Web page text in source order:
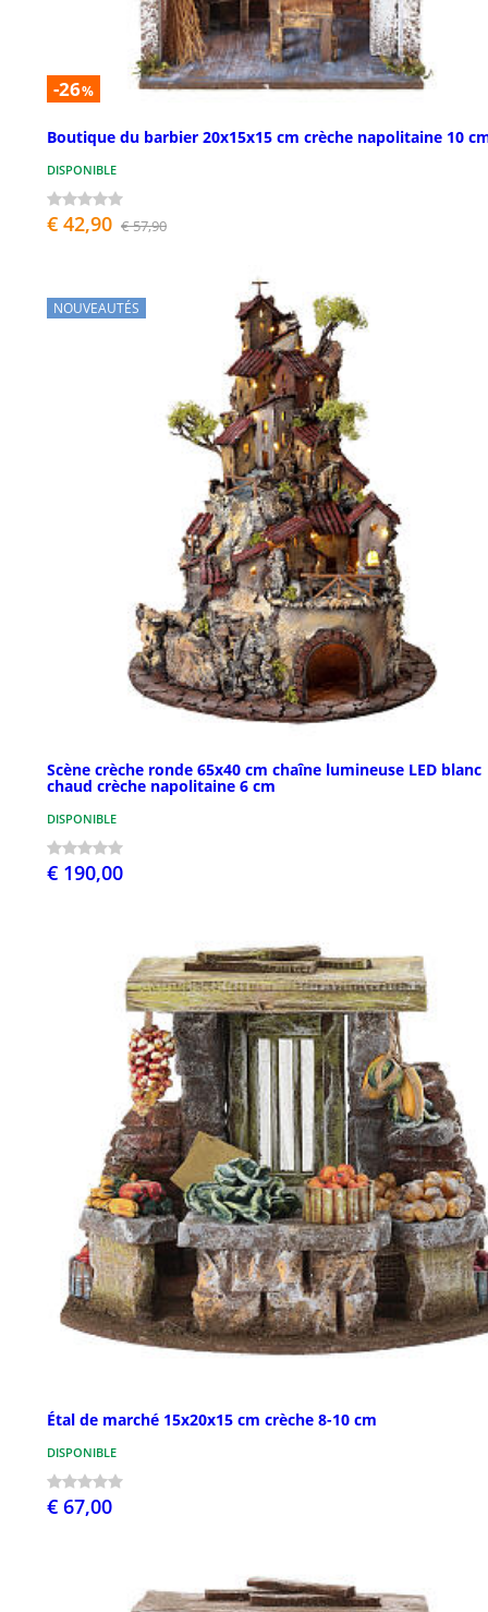
-26%
Boutique du barbier 20x15x15 cm crèche napolitaine 10
DISPONIBLE
€ 42,90 € 57,90
NOUVEAUTÉS
Scène crèche ronde 65x40 cm chaîne lumineuse LED blanc
chaud crèche napolitaine 6 cm
DISPONIBLE
€ 190,00
Étal de marché 15x20x15 cm crèche 8-10 cm
DISPONIBLE
€ 67,00